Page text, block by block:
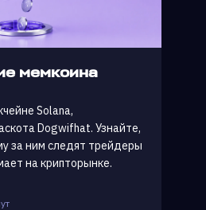
мемкоина
Solana,
Dogwifhat. Узнайте,
за ним следят трейдеры
на крипторынке.